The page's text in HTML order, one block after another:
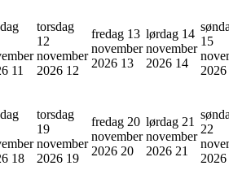
11
torsdag
12
november
2026 12
fredag 13
november
2026 13
lørdag 14
november
2026 14
15
2026
18
torsdag
19
november
2026 19
fredag 20
november
2026 20
lørdag 21
november
2026 21
22
2026